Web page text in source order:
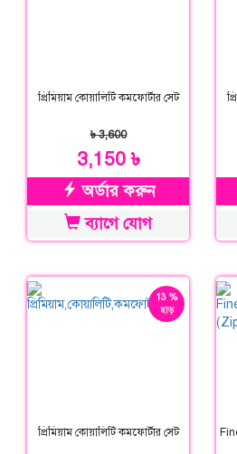
প্রিমিয়াম কোয়ালিটি কমফোর্টার সেট
৳ 3,600
3,150 ৳
অর্ডার করুন
ব্যাগে যোগ
13 %
ছাড়
প্রিমিয়াম কোয়ালিটি কমফোর্টার সেট